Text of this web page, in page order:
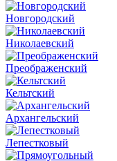
Новгородский
Николаевский
Преображенский
Кельтский
Архангельский
Лепестковый